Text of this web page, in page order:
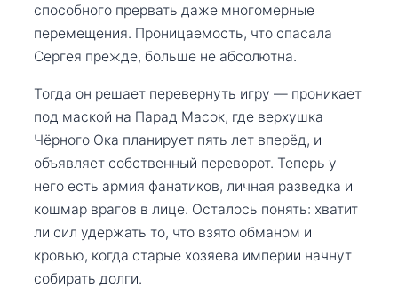
способного прервать даже многомерные
перемещения. Проницаемость, что спасала
Сергея прежде, больше не абсолютна.
Тогда он решает перевернуть игру — проникает
под маской на Парад Масок, где верхушка
Чёрного Ока планирует пять лет вперёд, и
объявляет собственный переворот. Теперь у
него есть армия фанатиков, личная разведка и
кошмар врагов в лице. Осталось понять: хватит
ли сил удержать то, что взято обманом и
кровью, когда старые хозяева империи начнут
собирать долги.